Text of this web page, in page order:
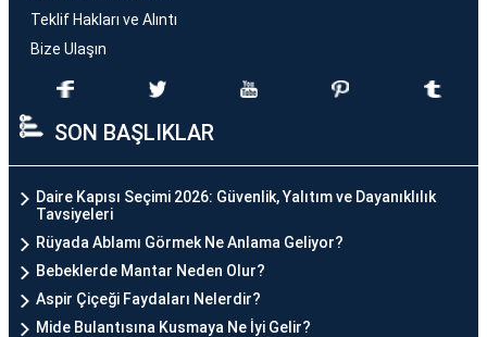
Teklif Hakları ve Alıntı
Bize Ulaşın
SON BAŞLIKLAR
Daire Kapısı Seçimi 2026: Güvenlik, Yalıtım ve Dayanıklılık
Tavsiyeleri
Rüyada Ablamı Görmek Ne Anlama Geliyor?
Bebeklerde Mantar Neden Olur?
Aspir Çiçeği Faydaları Nelerdir?
Mide Bulantısına Kusmaya Ne İyi Gelir?